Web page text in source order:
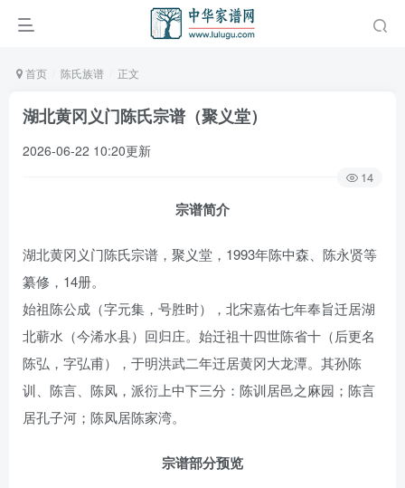
首页 陈氏族谱 正文
湖北黄冈义门陈氏宗谱（聚义堂）
2026-06-22 10:20更新
14
宗谱简介
湖北黄冈义门陈氏宗谱，聚义堂，1993年陈中森、陈永贤等
纂修，14册。
始祖陈公成（字元集，号胜时），北宋嘉佑七年奉旨迁居湖
北蕲水（今浠水县）回归庄。始迁祖十四世陈省十（后更名
陈弘，字弘甫），于明洪武二年迁居黄冈大龙潭。其孙陈
训、陈言、陈凤，派衍上中下三分：陈训居邑之麻园；陈言
居孔子河；陈凤居陈家湾。
宗谱部分预览